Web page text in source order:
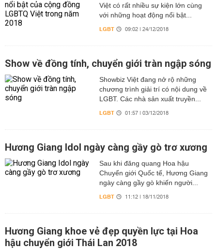
Việt có rất nhiều sự kiện lớn cùng
với những hoạt động nổi bật...
LGBT 09:02 | 24/12/2018
Show về đồng tính, chuyển giới tràn ngập sóng
Showbiz Việt đang nở rộ những
chương trình giải trí có nội dung về
LGBT. Các nhà sản xuất truyền...
LGBT 01:57 | 03/12/2018
Hương Giang Idol ngày càng gầy gò trơ xương
Sau khi đăng quang Hoa hậu
Chuyển giới Quốc tế, Hương Giang
ngày càng gầy gò khiến người...
LGBT 11:12 | 18/11/2018
Hương Giang khoe vẻ đẹp quyền lực tại Hoa
hậu chuyển giới Thái Lan 2018